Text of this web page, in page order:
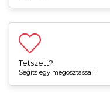
Tetszett?
Segíts egy megosztással!